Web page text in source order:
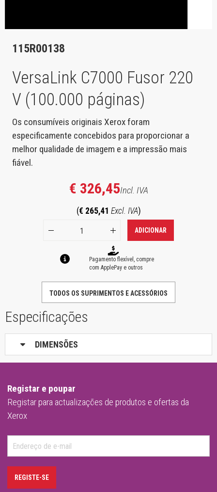
115R00138
VersaLink C7000 Fusor 220
V (100.000 páginas)
Os consumíveis originais Xerox foram
especificamente concebidos para proporcionar a
melhor qualidade de imagem e a impressão mais
fiável.
€ 326,45Incl. IVA
(€ 265,41 Excl. IVA)
ADICIONAR
Pagamento flexível, compre
com ApplePay e outros
TODOS OS SUPRIMENTOS E ACESSÓRIOS
Especificações
DIMENSÕES
Registar e poupar
Registar para actualizações de produtos e ofertas da
Xerox
REGISTE-SE